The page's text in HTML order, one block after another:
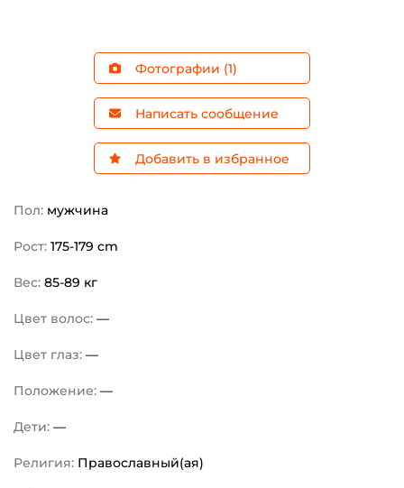
Фотографии (1)
Написать сообщение
Добавить в избранное
Пол: мужчина
Рост: 175-179 cm
Вес: 85-89 кг
Цвет волос: —
Цвет глаз: —
Положение: —
Дети: —
Религия: Православный(ая)